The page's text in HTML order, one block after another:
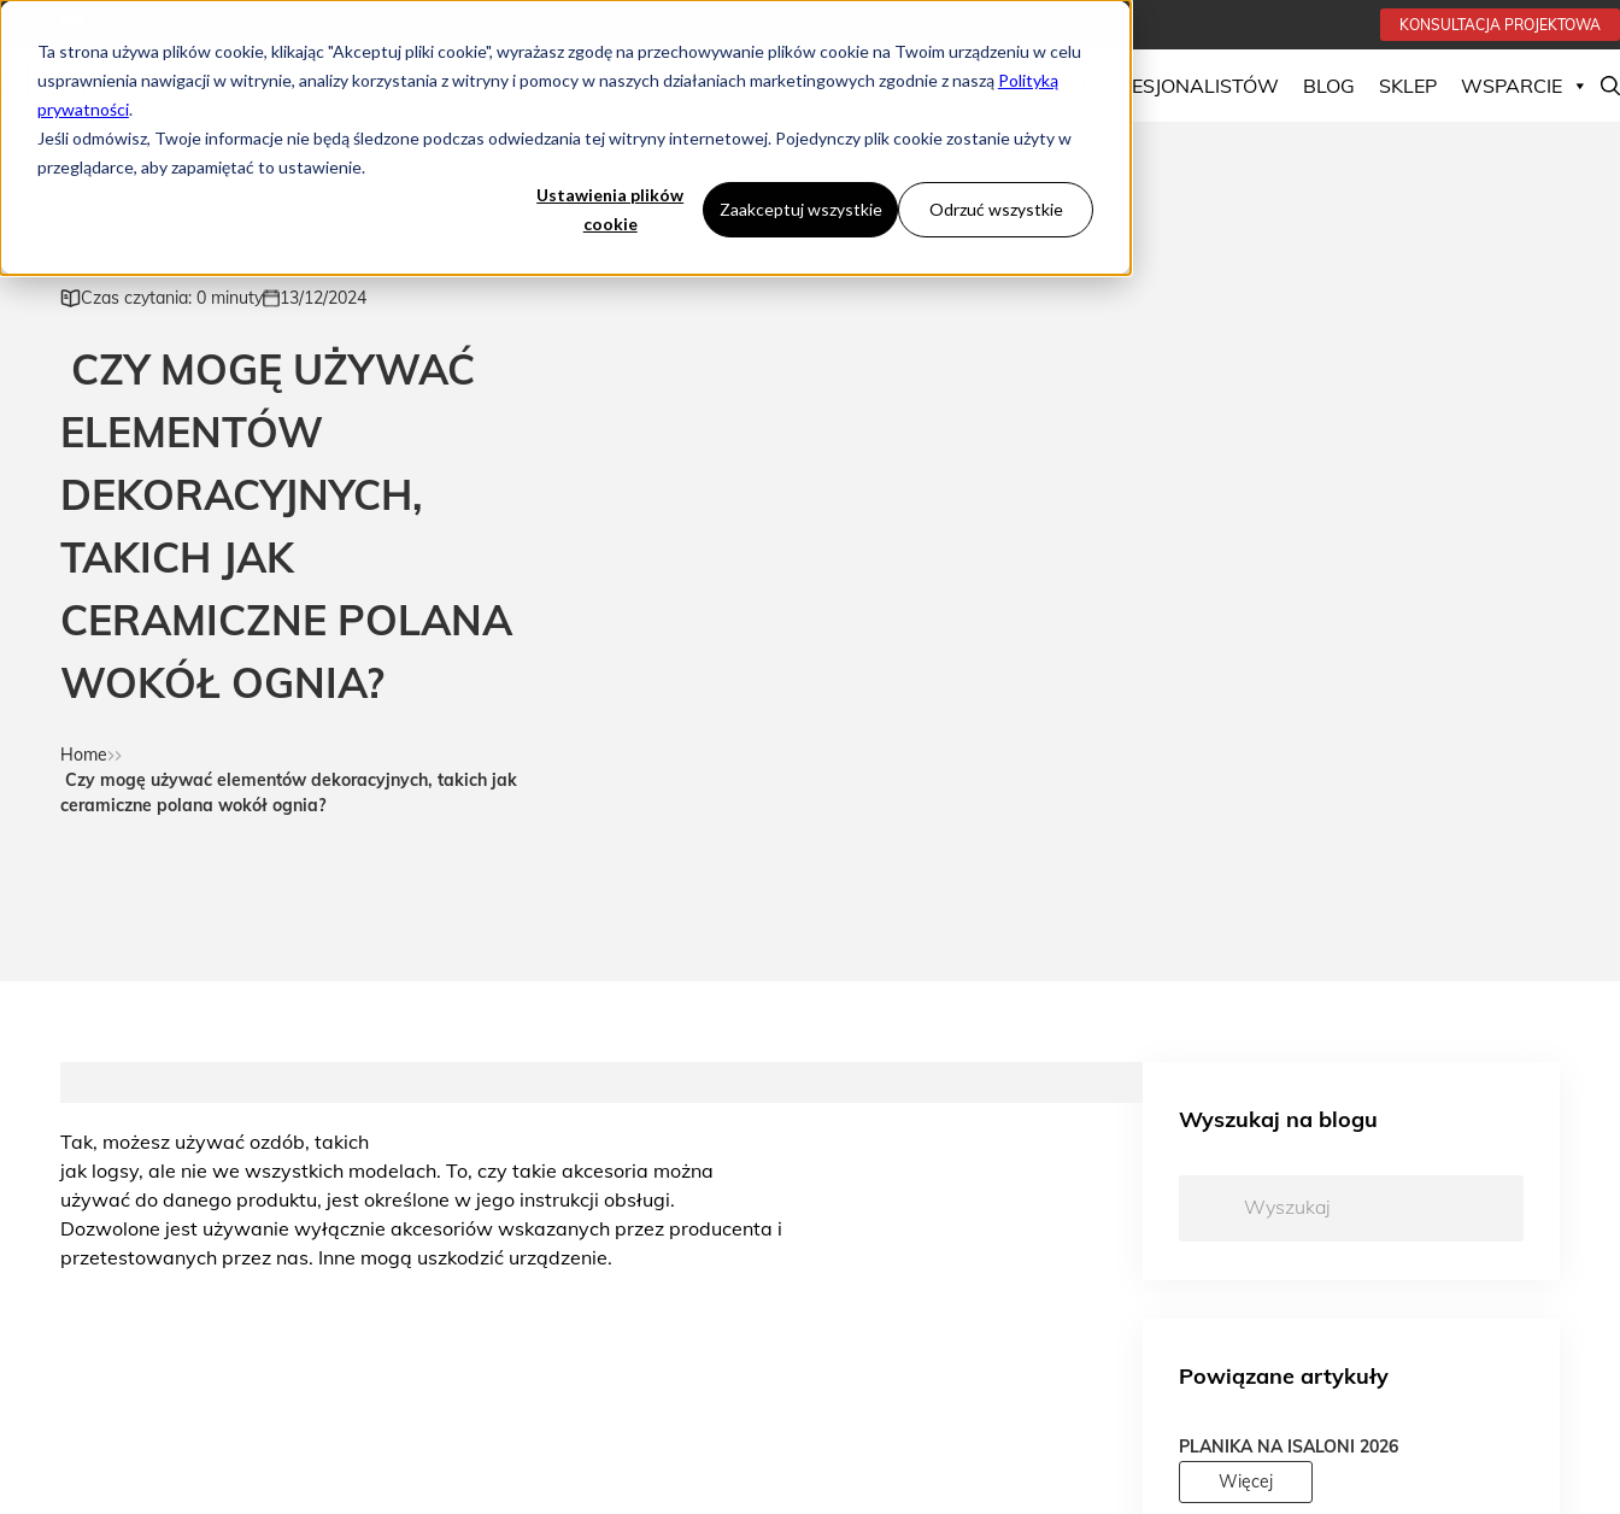
Ta strona używa plików cookie, klikając "Akceptuj pliki cookie", wyrażasz zgodę na przechowywanie plików cookie na Twoim urządzeniu w celu
usprawnienia nawigacji w witrynie, analizy korzystania z witryny i pomocy w naszych działaniach marketingowych zgodnie z naszą Polityką
prywatności.
Jeśli odmówisz, Twoje informacje nie będą śledzone podczas odwiedzania tej witryny internetowej. Pojedynczy plik cookie zostanie użyty w
przeglądarce, aby zapamiętać to ustawienie.
Ustawienia plików
cookie
Zaakceptuj wszystkie Odrzuć wszystkie
KONSULTACJA PROJEKTOWA
KOMINKI DLA PROFESJONALISTÓW BLOG SKLEP WSPARCIE
Czas czytania: 0 minuty 13/12/2024
CZY MOGĘ UŻYWAĆ
ELEMENTÓW
DEKORACYJNYCH,
TAKICH JAK
CERAMICZNE POLANA
WOKÓŁ OGNIA?
Home
Czy mogę używać elementów dekoracyjnych, takich jak
ceramiczne polana wokół ognia?
Tak, możesz używać ozdób, takich
jak logsy, ale nie we wszystkich modelach. To, czy takie akcesoria można
używać do danego produktu, jest określone w jego instrukcji obsługi.
Dozwolone jest używanie wyłącznie akcesoriów wskazanych przez producenta i
przetestowanych przez nas. Inne mogą uszkodzić urządzenie.
Wyszukaj na blogu
Powiązane artykuły
PLANIKA NA ISALONI 2026
Więcej